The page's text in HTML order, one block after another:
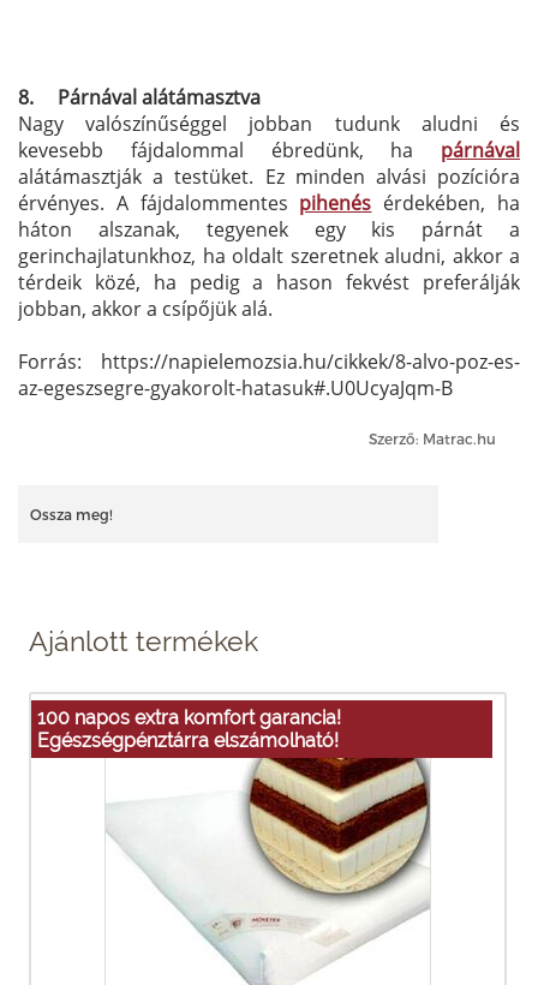
8. Párnával alátámasztva
Nagy valószínűséggel jobban tudunk aludni és
kevesebb fájdalommal ébredünk, ha párnával
alátámasztják a testüket. Ez minden alvási pozícióra
érvényes. A fájdalommentes pihenés érdekében, ha
háton alszanak, tegyenek egy kis párnát a
gerinchajlatunkhoz, ha oldalt szeretnek aludni, akkor a
térdeik közé, ha pedig a hason fekvést preferálják
jobban, akkor a csípőjük alá.
Forrás: https://napielemozsia.hu/cikkek/8-alvo-poz-es-
az-egeszsegre-gyakorolt-hatasuk#.U0UcyaJqm-B
Szerző: Matrac.hu
Ossza meg!
Ajánlott termékek
100 napos extra komfort garancia!
Egészségpénztárra elszámolható!